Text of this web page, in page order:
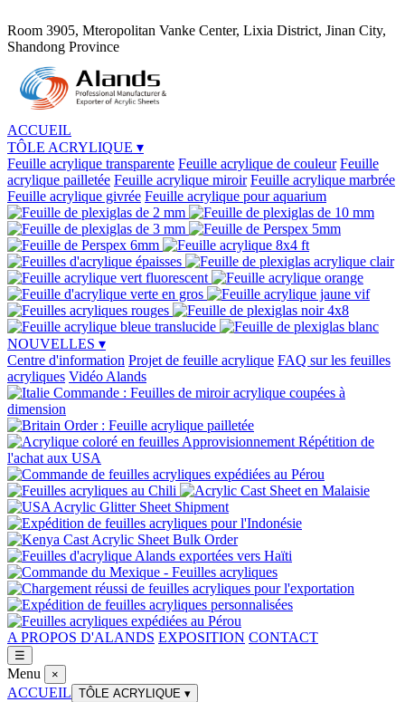
Room 3905, Mteropolitan Vanke Center, Lixia District, Jinan City,
Shandong Province
ACCUEIL
TÔLE ACRYLIQUE ▾
Feuille acrylique transparente Feuille acrylique de couleur Feuille
acrylique pailletée Feuille acrylique miroir Feuille acrylique marbrée
Feuille acrylique givrée Feuille acrylique pour aquarium
NOUVELLES ▾
Centre d'information Projet de feuille acrylique FAQ sur les feuilles
acryliques Vidéo Alands
A PROPOS D'ALANDS EXPOSITION CONTACT
☰
Menu ×
ACCUEIL TÔLE ACRYLIQUE ▾